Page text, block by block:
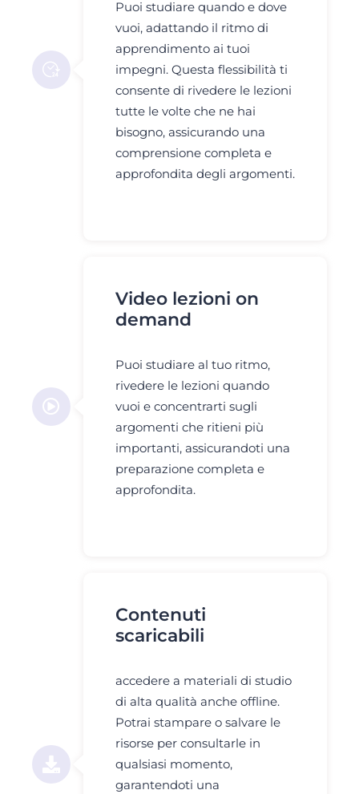
Puoi studiare quando e dove
vuoi, adattando il ritmo di
apprendimento ai tuoi
impegni. Questa flessibilità ti
consente di rivedere le lezioni
tutte le volte che ne hai
bisogno, assicurando una
comprensione completa e
approfondita degli argomenti.
Video lezioni on
demand
Puoi studiare al tuo ritmo,
rivedere le lezioni quando
vuoi e concentrarti sugli
argomenti che ritieni più
importanti, assicurandoti una
preparazione completa e
approfondita.
Contenuti
scaricabili
accedere a materiali di studio
di alta qualità anche offline.
Potrai stampare o salvare le
risorse per consultarle in
qualsiasi momento,
garantendoti una